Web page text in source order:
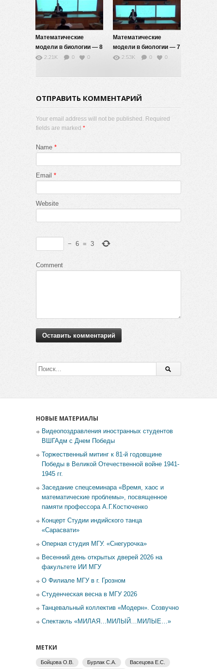
Математические
модели в биологии — 8
2.21K 0 0
Математические
модели в биологии — 7
2.53K 0 0
ОТПРАВИТЬ КОММЕНТАРИЙ
Your email address will not be published. Required
fields are marked *
Name *
Email *
Website
− 6 = 3
Comment
НОВЫЕ МАТЕРИАЛЫ
Видеопоздравления иностранных студентов
ВШГАдм с Днем Победы
Торжественный митинг к 81-й годовщине
Победы в Великой Отечественной войне 1941-
1945 гг.
Заседание спецсеминара «Время, хаос и
математические проблемы», посвященное
памяти профессора А.Г.Костюченко
Концерт Студии индийского танца
«Сарасвати»
Оперная студия МГУ. «Снегурочка»
Весенний день открытых дверей 2026 на
факультете ИИ МГУ
О Филиале МГУ в г. Грозном
Студенческая весна в МГУ 2026
Танцевальный коллектив «Модерн». Созвучно
Спектакль «МИЛАЯ…МИЛЫЙ…МИЛЫЕ…»
МЕТКИ
Бойцова О.В. Бурлак С.А.
Васецова Е.С.